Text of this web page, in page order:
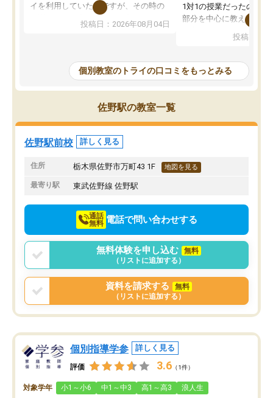
イを利用していたのですが、その時の
月謝がとても高くトライに良いイメー
ジがありませんでした。
し始めた形です。
しかし、以前とは違い料金がリーズナ
ブルでびっくりしました。
通って1年以上ですが、勉強への取り組
み方が真っすぐに変化（率先して自宅
で復習や予習をする）し成績も向上し
ています。
駅前なので送り迎えが少々負担になっ
ていますが、それを加味しても通って
投稿日：2026年08月04日
1対1の授業だったので、
部分を中心に教えてもら
わからないところもそ
もらえたので、勉強への
しずつなくなりました。
その結果成績も上がり、
たのを覚えています。
塾だと思います。
投稿日：
個別教室のトライの口コミをもっとみる
佐野駅の教室一覧
佐野駅前校 詳しく見る
住所 栃木県佐野市万町43 1F 地図を見る
最寄り駅 東武佐野線 佐野駅
通話
無料 電話で問い合わせする
無料体験を申し込む
無料
（リストに追加する）
資料を請求する
無料
（リストに追加する）
個別指導学参 詳しく見る
評価 3.6 （1件）
対象学年 小1～小6 中1～中3 高1～高3 浪人生